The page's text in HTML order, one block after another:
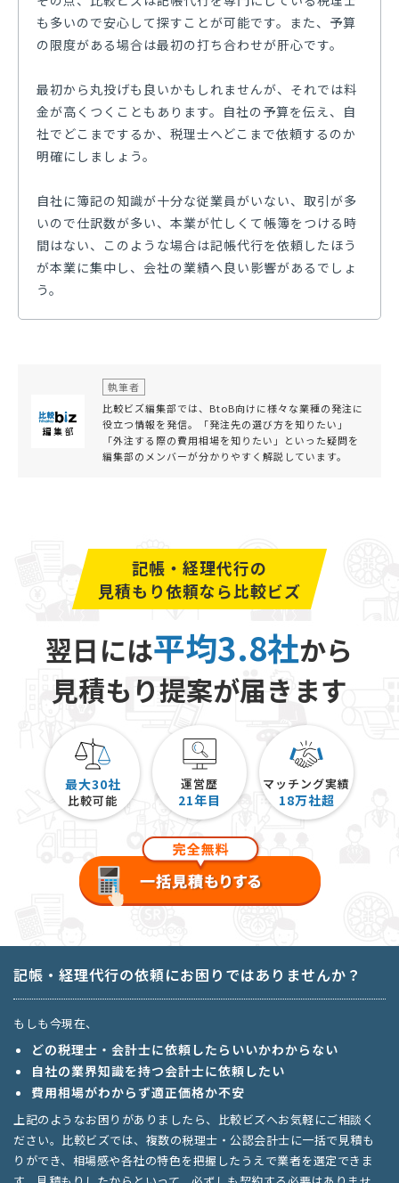
も多いので安心して探すことが可能です。また、予算
の限度がある場合は最初の打ち合わせが肝心です。
最初から丸投げも良いかもしれませんが、それでは料
金が高くつくこともあります。自社の予算を伝え、自
社でどこまでするか、税理士へどこまで依頼するのか
明確にしましょう。
自社に簿記の知識が十分な従業員がいない、取引が多
いので仕訳数が多い、本業が忙しくて帳簿をつける時
間はない、このような場合は記帳代行を依頼したほう
が本業に集中し、会社の業績へ良い影響があるでしょ
う。
執筆者
比較ビズ編集部では、BtoB向けに様々な業種の発注に
役立つ情報を発信。「発注先の選び方を知りたい」
「外注する際の費用相場を知りたい」といった疑問を
編集部のメンバーが分かりやすく解説しています。
記帳・経理代行の
見積もり依頼なら比較ビズ
翌日には平均3.8社から
見積もり提案が届きます
最大30社
比較可能
運営歴
21年目
マッチング実績
18万社超
記帳・経理代行の依頼にお困りではありませんか？
もしも今現在、
どの税理士・会計士に依頼したらいいかわからない
自社の業界知識を持つ会計士に依頼したい
費用相場がわからず適正価格か不安
上記のようなお困りがありましたら、比較ビズへお気軽にご相談く
ださい。比較ビズでは、複数の税理士・公認会計士に一括で見積も
りができ、相場感や各社の特色を把握したうえで業者を選定できま